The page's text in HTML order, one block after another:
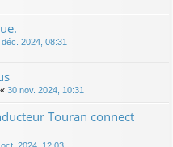
déc. 2024, 08:31
« 30 nov. 2024, 10:31
Touran connect